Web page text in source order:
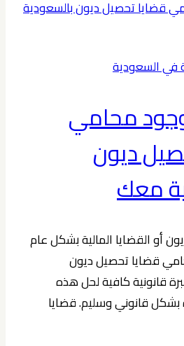
في السعودية
محامي
ديون
معك
أو القضايا المالية بشكل عام
قضايا تحصيل ديون
قانونية كافية لحل هذه
بشكل قانوني وسليم. قضايا